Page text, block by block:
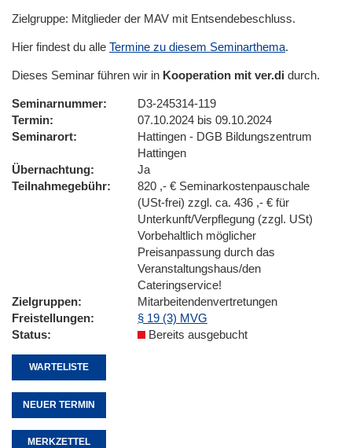
Zielgruppe: Mitglieder der MAV mit Entsendebeschluss.
Hier findest du alle Termine zu diesem Seminarthema.
Dieses Seminar führen wir in Kooperation mit ver.di durch.
Seminarnummer
D3-245314-119
Termin
07.10.2024 bis 09.10.2024
Seminarort
Hattingen - DGB Bildungszentrum
Hattingen
Übernachtung
Ja
Teilnahmegebühr
820 ,- € Seminarkostenpauschale
(USt-frei) zzgl. ca. 436 ,- € für
Unterkunft/Verpflegung (zzgl. USt)
Vorbehaltlich möglicher
Preisanpassung durch das
Veranstaltungshaus/den
Cateringservice!
Zielgruppen
Mitarbeitendenvertretungen
Freistellungen
§ 19 (3) MVG
Status
Bereits ausgebucht
WARTELISTE
NEUER TERMIN
MERKZETTEL